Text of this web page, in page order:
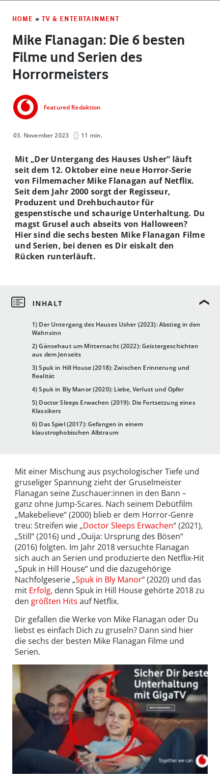
HOME » TV & ENTERTAINMENT
Mike Flanagan: Die 6 besten
Filme und Serien des
Horrormeisters
Featured Redaktion
03. November 2023 11 min.
1) Der Untergang des Hauses Usher (2023): Abstieg in den
Wahnsinn
2) Gänsehaut um Mitternacht (2022): Geistergeschichten
aus dem Jenseits
3) Spuk in Hill House (2018): Zwischen Erinnerung und
Realität
4) Spuk in Bly Manor (2020): Liebe, Verlust und Opfer
5) Doctor Sleeps Erwachen (2019): Die Fortsetzung eines
Klassikers
6) Das Spiel (2017): Gefangen in einem
klaustrophobischen Albtraum
Mit „Der Untergang des Hauses Usher“ läuft
seit dem 12. Oktober eine neue Horror-Serie
von Filmemacher Mike Flanagan auf Netflix.
Seit dem Jahr 2000 sorgt der Regisseur,
Produzent und Drehbuchautor für
gespenstische und schaurige Unterhaltung. Du
magst Grusel auch abseits von Halloween?
Hier sind die sechs besten Mike Flanagan Filme
und Serien, bei denen es Dir eiskalt den
Rücken runterläuft.
Mit einer Mischung aus psychologischer Tiefe und
gruseliger Spannung zieht der Gruselmeister
Flanagan seine Zuschauer:innen in den Bann –
ganz ohne Jump-Scares. Nach seinem Debütfilm
„Makebelieve“ (2000) blieb er dem Horror-Genre
treu: Streifen wie „Doctor Sleeps Erwachen“ (2021),
„Still“ (2016) und „Ouija: Ursprung des Bösen“
(2016) folgten. Im Jahr 2018 versuchte Flanagan
sich auch an Serien und produzierte den Netflix-Hit
„Spuk in Hill House“ und die dazugehörige
Nachfolgeserie „Spuk in Bly Manor“ ­(2020) und das
mit Erfolg, denn Spuk in Hill House gehörte 2018 zu
den größten Hits auf Netflix.
Dir gefallen die Werke von Mike Flanagan oder Du
liebst es einfach Dich zu gruseln? Dann sind hier
die sechs der besten Mike Flanagan Filme und
Serien.